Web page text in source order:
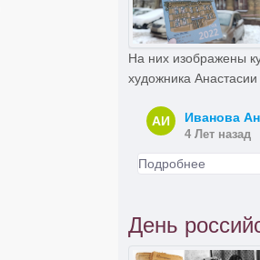
На них изображены
художника
АИ Иванова
4 Лет назад
Подробнее
День